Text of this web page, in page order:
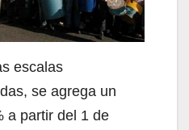
escalas
se agrega un
a partir del 1 de